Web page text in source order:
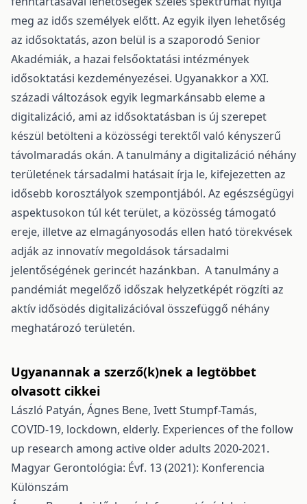
meg az idős személyek előtt. Az egyik ilyen lehetőség
az idősoktatás, azon belül is a szaporodó Senior
Akadémiák, a hazai felsőoktatási intézmények
idősoktatási kezdeményezései. Ugyanakkor a XXI.
századi változások egyik legmarkánsabb eleme a
digitalizáció, ami az idősoktatásban is új szerepet
készül betölteni a közösségi terektől való kényszerű
távolmaradás okán. A tanulmány a digitalizáció néhány
területének társadalmi hatásait írja le, kifejezetten az
idősebb korosztályok szempontjából. Az egészségügyi
aspektusokon túl két terület, a közösség támogató
ereje, illetve az elmagányosodás ellen ható törekvések
adják az innovatív megoldások társadalmi
jelentőségének gerincét hazánkban. A tanulmány a
pandémiát megelőző időszak helyzetképét rögzíti az
aktív idősödés digitalizációval összefüggő néhány
meghatározó területén.
Ugyanannak a szerző(k)nek a legtöbbet
olvasott cikkei
László Patyán, Ágnes Bene, Ivett Stumpf-Tamás,
COVID-19, lockdown, elderly. Experiences of the follow
up research among active older adults 2020-2021.
Magyar Gerontológia: Évf. 13 (2021): Konferencia
Különszám